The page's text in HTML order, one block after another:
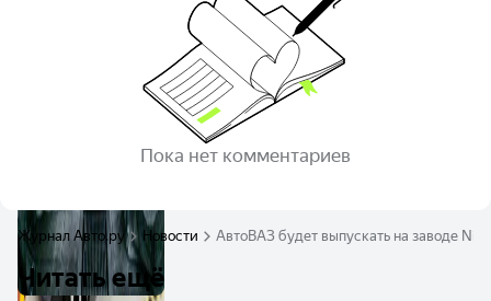
Пока нет комментариев
Журнал Авто.ру Новости АвтоВАЗ будет выпускать на заводе
Читать ещё